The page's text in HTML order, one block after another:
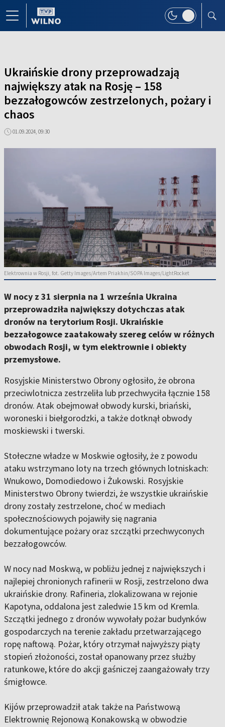
Ukraińskie drony przeprowadzają
największy atak na Rosję – 158
bezzałogowców zestrzelonych, pożary i
chaos
01.09.2024, 09:30
Elektrownia w Rosji, fot. Getty Images/Artem Priakhin/SOPA Images/LightRocket
W nocy z 31 sierpnia na 1 września Ukraina
przeprowadziła największy dotychczas atak
dronów na terytorium Rosji. Ukraińskie
bezzałogowce zaatakowały szereg celów w różnych
obwodach Rosji, w tym elektrownie i obiekty
przemysłowe.
Rosyjskie Ministerstwo Obrony ogłosiło, że obrona
przeciwlotnicza zestrzeliła lub przechwyciła łącznie 158
dronów. Atak obejmował obwody kurski, briański,
woroneski i biełgorodzki, a także dotknął obwody
moskiewski i twerski.
Stołeczne władze w Moskwie ogłosiły, że z powodu
ataku wstrzymano loty na trzech głównych lotniskach:
Wnukowo, Domodiedowo i Żukowski. Rosyjskie
Ministerstwo Obrony twierdzi, że wszystkie ukraińskie
drony zostały zestrzelone, choć w mediach
społecznościowych pojawiły się nagrania
dokumentujące pożary oraz szczątki przechwyconych
bezzałogowców.
W nocy nad Moskwą, w pobliżu jednej z największych i
najlepiej chronionych rafinerii w Rosji, zestrzelono dwa
ukraińskie drony. Rafineria, zlokalizowana w rejonie
Kapotyna, oddalona jest zaledwie 15 km od Kremla.
Szczątki jednego z dronów wywołały pożar budynków
gospodarczych na terenie zakładu przetwarzającego
ropę naftową. Pożar, który otrzymał najwyższy piąty
stopień złożoności, został opanowany przez służby
ratunkowe, które do akcji gaśniczej zaangażowały trzy
śmigłowce.
Kijów przeprowadził atak także na Państwową
Elektrownię Rejonową Konakowską w obwodzie